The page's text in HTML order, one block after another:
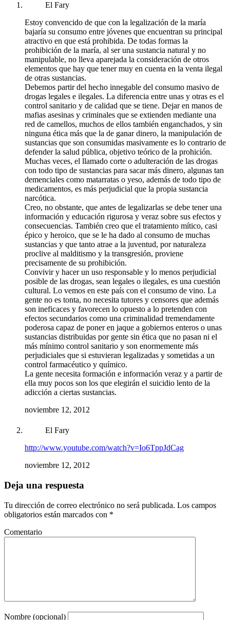
El Fary
Estoy convencido de que con la legalización de la maría
bajaría su consumo entre jóvenes que encuentran su principal
atractivo en que está prohibida. De todas formas la
prohibición de la maría, al ser una sustancia natural y no
manipulable, no lleva aparejada la consideración de otros
elementos que hay que tener muy en cuenta en la venta ilegal
de otras sustancias.
Debemos partir del hecho innegable del consumo masivo de
drogas legales e ilegales. La diferencia entre unas y otras es el
control sanitario y de calidad que se tiene. Dejar en manos de
mafias asesinas y criminales que se extienden mediante una
red de camellos, muchos de ellos también enganchados, y sin
ninguna ética más que la de ganar dinero, la manipulación de
sustancias que son consumidas masivamente es lo contrario de
defender la salud pública, objetivo teórico de la prohición.
Muchas veces, el llamado corte o adulteración de las drogas
con todo tipo de sustancias para sacar más dinero, algunas tan
demenciales como matarratas o yeso, además de todo tipo de
medicamentos, es más perjudicial que la propia sustancia
narcótica.
Creo, no obstante, que antes de legalizarlas se debe tener una
información y educación rigurosa y veraz sobre sus efectos y
consecuencias. También creo que el tratamiento mítico, casi
épico y heroico, que se le ha dado al consumo de muchas
sustancias y que tanto atrae a la juventud, por naturaleza
proclive al malditismo y la transgresión, proviene
precisamente de su prohibición.
Convivir y hacer un uso responsable y lo menos perjudicial
posible de las drogas, sean legales o ilegales, es una cuestión
cultural. Lo vemos en este país con el consumo de vino. La
gente no es tonta, no necesita tutores y censores que además
son ineficaces y favorecen lo opuesto a lo pretenden con
efectos secundarios como una criminalidad tremendamente
poderosa capaz de poner en jaque a gobiernos enteros o unas
sustancias distribuidas por gente sin ética que no pasan ni el
más mínimo control sanitario y son enormemente más
perjudiciales que si estuvieran legalizadas y sometidas a un
control farmacéutico y químico.
La gente necesita formación e información veraz y a partir de
ella muy pocos son los que elegirán el suicidio lento de la
adicción a ciertas sustancias.
noviembre 12, 2012
El Fary
http://www.youtube.com/watch?v=Io6TppJdCag
noviembre 12, 2012
Deja una respuesta
Tu dirección de correo electrónico no será publicada. Los campos
obligatorios están marcados con *
Comentario
Nombre (opcional)